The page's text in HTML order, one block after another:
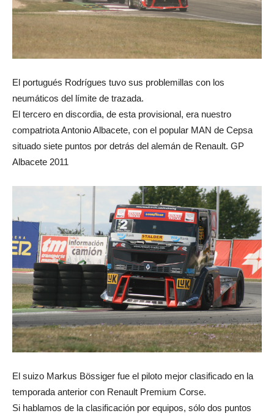
El portugués Rodrígues tuvo sus problemillas con los
neumáticos del límite de trazada.
El tercero en discordia, de esta provisional, era nuestro
compatriota Antonio Albacete, con el popular MAN de Cepsa
situado siete puntos por detrás del alemán de Renault. GP
Albacete 2011
El suizo Markus Bössiger fue el piloto mejor clasificado en la
temporada anterior con Renault Premium Corse.
Si hablamos de la clasificación por equipos, sólo dos puntos